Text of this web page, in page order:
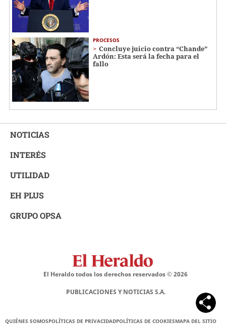
PROCESOS
Concluye juicio contra “Chande”
Ardón: Esta será la fecha para el
fallo
NOTICIAS
INTERÉS
UTILIDAD
EH PLUS
GRUPO OPSA
El Heraldo todos los derechos reservados ©2026
PUBLICACIONES Y NOTICIAS S.A.
QUIÉNES SOMOSPOLÍTICAS DE PRIVACIDADPOLÍTICAS DE COOKIESMAPA DEL SITIO